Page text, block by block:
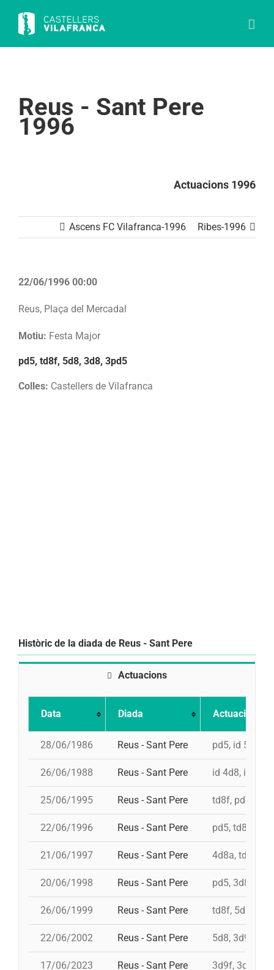
content
Reus - Sant Pere
1996
Actuacions 1996
Ascens FC Vilafranca-1996 Ribes-1996
22/06/1996 00:00
Reus, Plaça del Mercadal
Motiu: Festa Major
pd5, td8f, 5d8, 3d8, 3pd5
Colles: Castellers de Vilafranca
Històric de la diada de Reus - Sant Pere
Actuacions
Data Diada Actuació
28/06/1986 Reus - Sant Pere pd5, id 5d7,
26/06/1988 Reus - Sant Pere id 4d8, i 4d8,
25/06/1995 Reus - Sant Pere td8f, pd7fc, i
22/06/1996 Reus - Sant Pere pd5, td8f,
21/06/1997 Reus - Sant Pere 4d8a, td8f,
20/06/1998 Reus - Sant Pere pd5, 3d8,
26/06/1999 Reus - Sant Pere td8f, 5d8,
22/06/2002 Reus - Sant Pere 5d8, 3d9f,
17/06/2023 Reus - Sant Pere 3d9f, 3d8a,